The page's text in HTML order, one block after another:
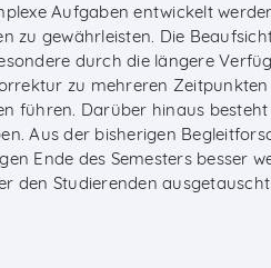
Aufgaben entwickelt
zu gewährleisten. Die
durch die längere
zu mehreren
führen. Darüber hinaus
Aus der bisherigen
Ende des Semesters besser
den Studierenden